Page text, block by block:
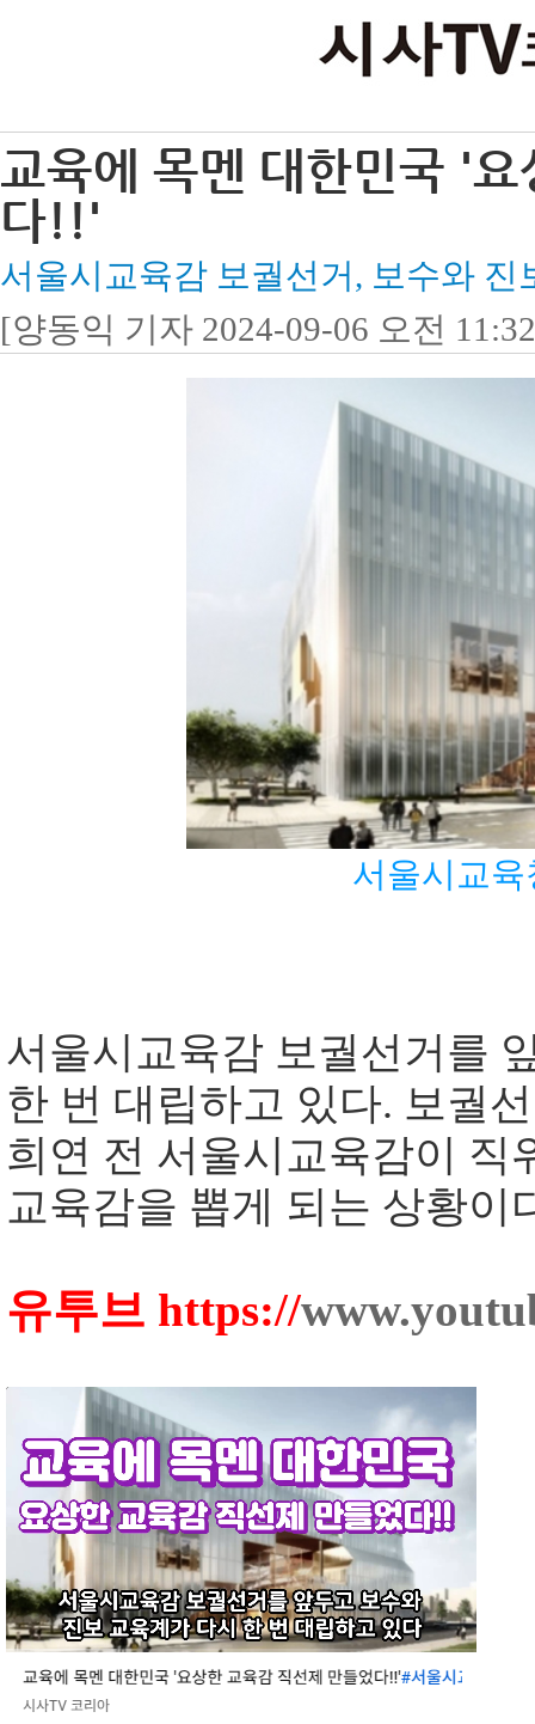
교육에 목멘 대한민국 '
다!!'
서울시교육감 보궐선거, 보수와 진
[양동익 기자 2024-09-06 오전
서울시교
서울시교육감 보궐선거를
한 번 대립하고 있다. 보궐
희연 전 서울시교육감이 직
교육감을 뽑게 되는 상황이
유투브 https://